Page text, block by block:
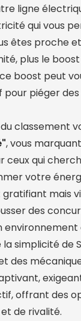
ligne
qui vous
êtes proche
plus le
boost peut
piéger
classement
, vous
ceux qui
votre
mais
des
simplicité de
des
offrant des
de rivalité.